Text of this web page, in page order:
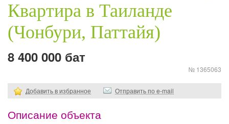
Квартира в Таиланде
(Чонбури, Паттайя)
8 400 000 бат
№ 1365063
Добавить в избранное Отправить по e-mail
Описание объекта